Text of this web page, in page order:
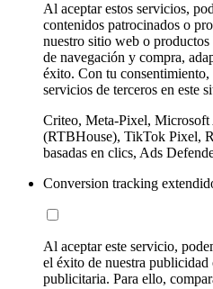
Al aceptar estos servicios,
contenidos patrocinados o
nuestro sitio web o
de navegación y compra,
éxito. Con tu
servicios de terceros en este
Criteo, Meta-Pixel,
(RTBHouse), TikTok Pixel,
basadas en clics, Ads
Conversion tracking
Al aceptar este servicio,
el éxito de nuestra
publicitaria. Para ello,